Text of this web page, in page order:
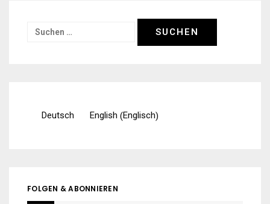
Suchen
Deutsch English (Englisch)
FOLGEN & ABONNIEREN